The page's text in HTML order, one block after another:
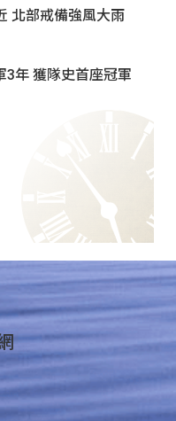
北部戒備強風大雨
3年 獲隊史首座冠軍